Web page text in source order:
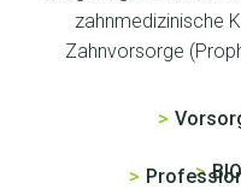
zahnmedizinische
Zahnvorsorge
>
>
>